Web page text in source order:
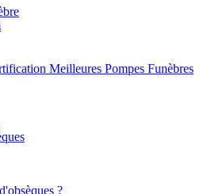
Meilleures Pompes Funèbres
?